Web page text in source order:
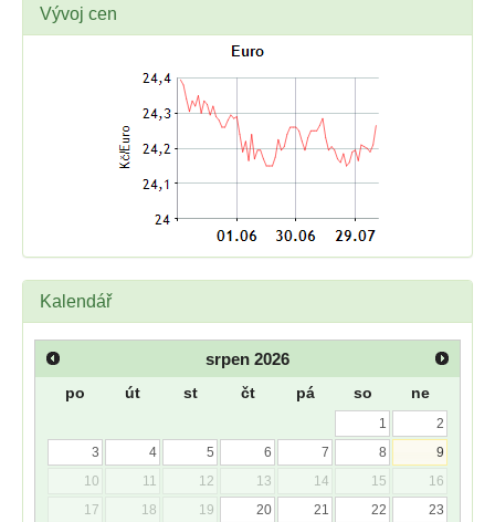
Vývoj cen
Kalendář
srpen 2026
po út st čt pá so ne
1
2
3
4 5 6 7 8
9
10
11 12 13 14 15
16
17
18 19 20 21 22
23